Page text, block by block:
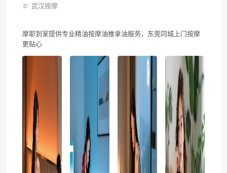
武汉按摩
摩耶到家提供专业精油按摩油推拿油服务，东莞同城上门按摩
更贴心